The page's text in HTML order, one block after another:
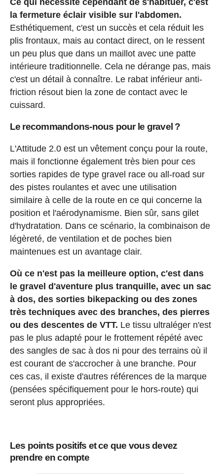
Ce qui nécessite cependant de s'habituer, c'est
la fermeture éclair visible sur l'abdomen.
Esthétiquement, c'est un succès et cela réduit les
plis frontaux, mais au contact direct, on le ressent
un peu plus que dans un maillot avec une patte
intérieure traditionnelle. Cela ne dérange pas, mais
c'est un détail à connaître. Le rabat inférieur anti-
friction résout bien la zone de contact avec le
cuissard.
Le recommandons-nous pour le gravel ?
L'Attitude 2.0 est un vêtement conçu pour la route,
mais il fonctionne également très bien pour ces
sorties rapides de type gravel race ou all-road sur
des pistes roulantes et avec une utilisation
similaire à celle de la route en ce qui concerne la
position et l'aérodynamisme. Bien sûr, sans gilet
d'hydratation. Dans ce scénario, la combinaison de
légèreté, de ventilation et de poches bien
maintenues est un avantage clair.
Où ce n'est pas la meilleure option, c'est dans
le gravel d'aventure plus tranquille, avec un sac
à dos, des sorties bikepacking ou des zones
très techniques avec des branches, des pierres
ou des descentes de VTT. Le tissu ultraléger n'est
pas le plus adapté pour le frottement répété avec
des sangles de sac à dos ni pour des terrains où il
est courant de s'accrocher à une branche. Pour
ces cas, il existe d'autres références de la marque
(pensées spécifiquement pour le hors-route) qui
seront plus appropriées.
Les points positifs et ce que vous devez
prendre en compte